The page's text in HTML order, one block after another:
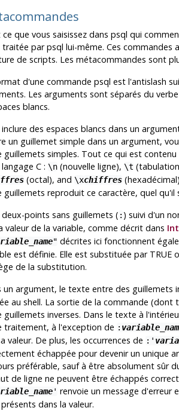
que vous saisissez dans psql qui
traitée parpsql lui-même. Ces commandes
de scripts. Les métacommandes sont
d'une commande psql est l'antislash
Les arguments sont séparés du
blancs.
inclure des espaces blancs dans un
un guillemet simple dans un argument,
guillemets simples. Tout ce qui est
C : \n(nouvelle ligne), \t
(octal), and \xchiffres
guillemets reproduit ce caractère, quel qu'il
deux-points sans guillemets ( : ) suivi d'un
valeur de la variable, comme décrit dans
" décrites ici fonctionnent
est définie. Elle est substituée par TRUE
de la substitution.
un argument, le texte entre des guillemets
au shell. La sortie de la commande
guillemets inverses. Dans le texte à
traitement, à l'exception de :
valeur. De plus, les occurrences de :'
échappée pour devenir un unique
préférable, sauf à être absolument sûr
de ligne ne peuvent être échappés
' renvoie un message d'erreur
dans la valeur.